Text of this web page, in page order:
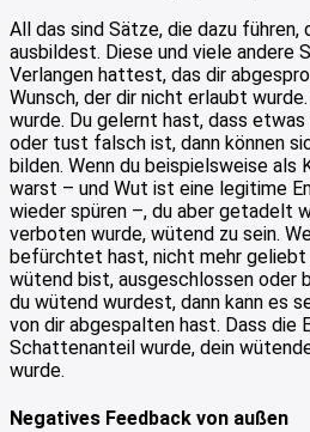
All das sind Sätze, die dazu
ausbildest. Diese und viele andere
Verlangen hattest, das dir
Wunsch, der dir nicht erlaubt
wurde. Du gelernt hast, dass
oder tust falsch ist, dann können
bilden. Wenn du beispielsweise als
warst – und Wut ist eine legitime
wieder spüren –, du aber getadelt
verboten wurde, wütend zu sein.
befürchtet hast, nicht mehr geliebt
wütend bist, ausgeschlossen oder
du wütend wurdest, dann kann es
von dir abgespalten hast. Dass die
Schattenanteil wurde, dein
wurde.
Negatives Feedback von außen